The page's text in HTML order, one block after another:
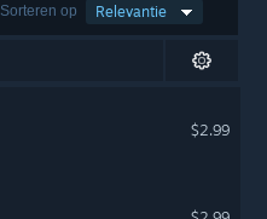
Sorteren op Relevantie
$2.99